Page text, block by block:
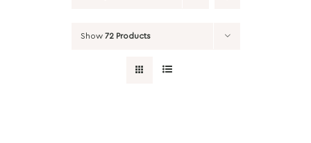
Show 72 Products